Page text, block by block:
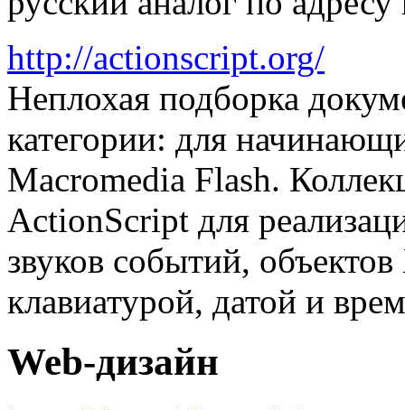
http://actionscript.org/
Неплохая подборка
категории: для
Macromedia Flash.
ActionScript для
звуков событий,
клавиатурой, датой и
Web-дизайн